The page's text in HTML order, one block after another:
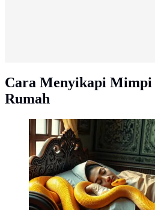
Cara Menyikapi
Rumah